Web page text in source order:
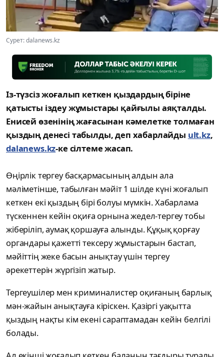
Сурет: dalanews.kz
Із-түзсіз жоғалып кеткен қыздардың біріне
қатысты іздеу жұмыстары қайғылы аяқталды.
Енисей өзенінің жағасынан кәмелетке толмаған
қыздың денесі табылды, деп хабарлайды ult.kz,
dalanews.kz-ке сілтеме жасап.
Өңірлік тергеу басқармасының алдын ала
мәліметінше, табылған мәйіт 1 шілде күні жоғалып
кеткен екі қыздың бірі болуы мүмкін. Хабарлама
түскеннен кейін оқиға орнына жедел-тергеу тобы
жіберіліп, аумақ қоршауға алынды. Құқық қорғау
органдары қажетті тексеру жұмыстарын бастап,
мәйіттің жеке басын анықтау үшін тергеу
әрекеттерін жүргізіп жатыр.
Тергеушілер мен криминалистер оқиғаның барлық
мән-жайын анықтауға кіріскен. Қазіргі уақытта
қыздың нақты кім екені сараптамадан кейін белгілі
болады.